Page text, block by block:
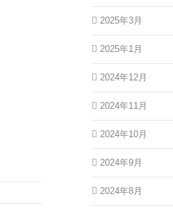
2025年3月
2025年1月
2024年12月
2024年11月
2024年10月
2024年9月
2024年8月